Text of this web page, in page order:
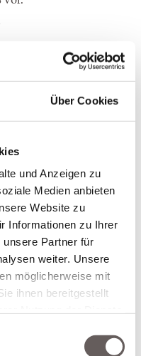
Über Cookies
und Anzeigen zu
Medien anbieten
Website zu
Informationen zu Ihrer
unsere Partner für
weiter. Unsere
möglicherweise mit
ihnen bereitgestellt
mit
Schimmer
von kräftiger
C
dunklen Fleisch
> WARENKORB
INKLUSIVE DER